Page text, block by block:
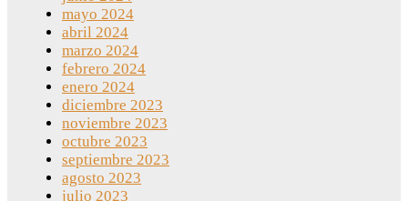
mayo 2024
abril 2024
marzo 2024
febrero 2024
enero 2024
diciembre 2023
noviembre 2023
octubre 2023
septiembre 2023
agosto 2023
julio 2023